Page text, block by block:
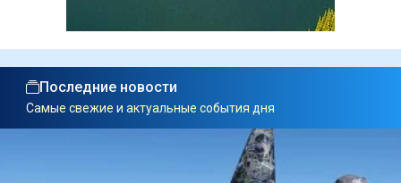
Последние новости
Самые свежие и актуальные события дня